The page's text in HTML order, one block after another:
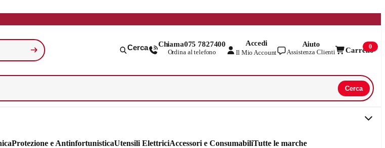
Cerca Chiama075 7827400
Ordina al telefono
Accedi
Il Mio Account
Aiuto
Assistenza Clienti Carrello
0
Cerca
Protezione e AntinfortunisticaUtensili ElettriciAccessori e ConsumabiliTutte le marche